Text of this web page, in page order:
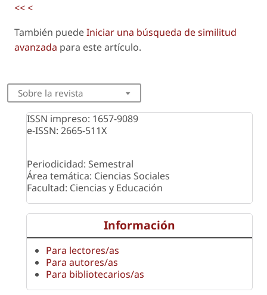
<<<
También puedeIniciar una búsqueda de similitud
avanzada para este artículo.
Sobre la revista
ISSN impreso: 1657-9089
e-ISSN: 2665-511X
Periodicidad: Semestral
Área temática: Ciencias Sociales
Facultad: Ciencias y Educación
Información
Para lectores/as
Para autores/as
Para bibliotecarios/as